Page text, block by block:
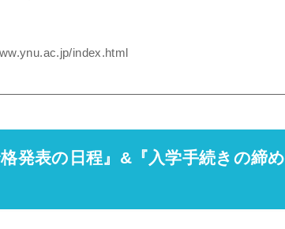
index.html
発表の日程』&『入学手続きの締め